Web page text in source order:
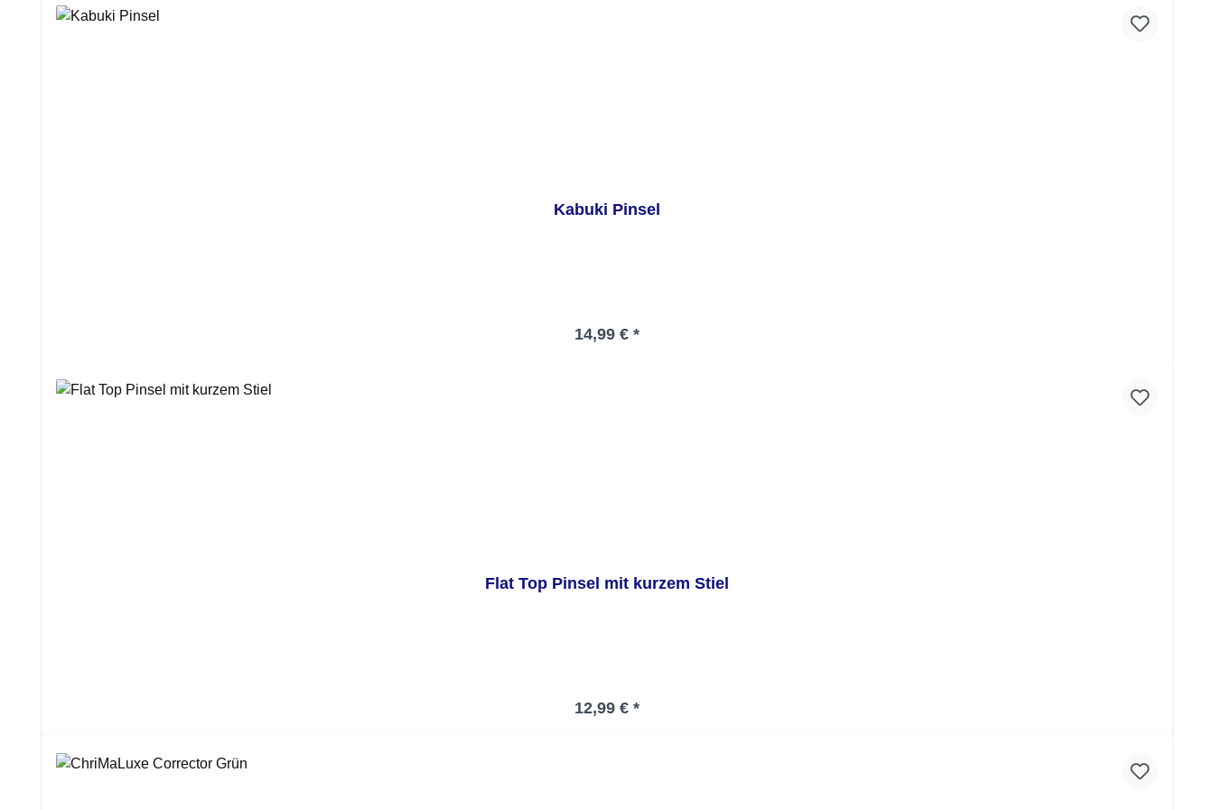
Kabuki Pinsel
Regulärer Preis:
14,99 € *
Flat Top Pinsel mit kurzem Stiel
Regulärer Preis:
12,99 € *